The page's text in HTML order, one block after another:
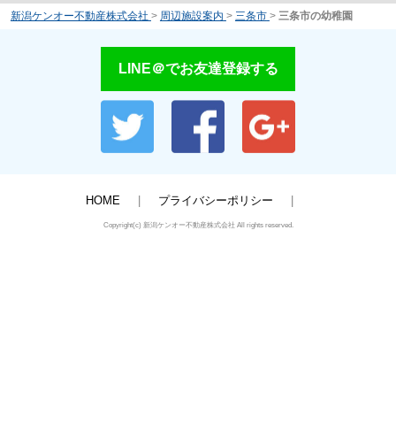
新潟ケンオー不動産株式会社 > 周辺施設案内 > 三条市 > 三条市の幼稚園
LINE＠でお友達登録する
HOME プライバシーポリシー
Copyright(c) 新潟ケンオー不動産株式会社 All rights reserved.